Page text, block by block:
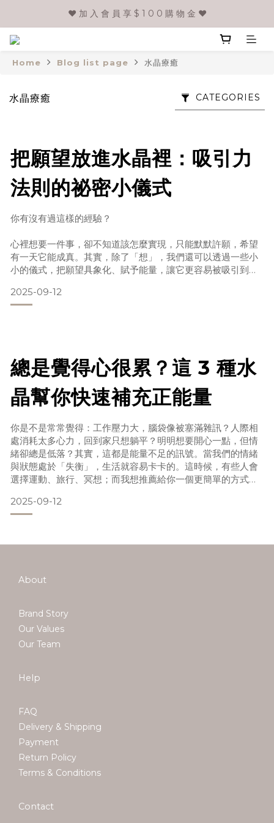
❤️ 加 入 會 員 享 $ 1 0 0 購 物 金 ❤️
Home Blog list page 水晶療癒
水晶療癒 CATEGORIES
把願望放進水晶裡：吸引力
法則的祕密小儀式
你有沒有過這樣的經驗？
心裡想要一件事，卻不知道該怎麼實現，只能默默許願，希望
有一天它能成真。其實，除了「想」，我們還可以透過一些小
小的儀式，把願望具象化、賦予能量，讓它更容易被吸引到我
今天就要分享一個超簡單的 水晶許願儀式，讓你的夢想有一個
安全的能量容器，幫助它一步步靠近你。為什麼要用水晶來許
晶：財富與自信紫水晶：直覺與平靜白水晶：
2025-09-12
總是覺得心很累？這 3 種水
晶幫你快速補充正能量
你是不是常常覺得：工作壓力大，腦袋像被塞滿雜訊？人際相
處消耗太多心力，回到家只想躺平？明明想要開心一點，但情
緒卻總是低落？其實，這都是能量不足的訊號。當我們的情緒
與狀態處於「失衡」，生活就容易卡卡的。這時候，有些人會
選擇運動、旅行、冥想；而我想推薦給你一個更簡單的方式
水晶，讓你隨時都能 Reset 自己！ 1. 粉水晶（Rose
Quartz）：療癒心靈、重拾溫柔粉水晶被稱為「愛的水晶」，
當你覺
2025-09-12
About
Brand Story
Our Values
Our Team
Help
FAQ
Delivery & Shipping
Payment
Return Policy
Terms & Conditions
Contact